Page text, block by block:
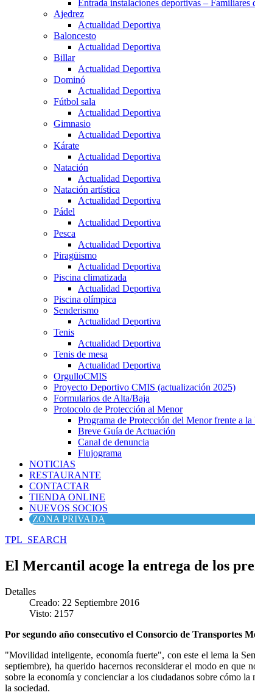
Entrada instalaciones deportivas – Familiares
Ajedrez
Actualidad Deportiva
Baloncesto
Actualidad Deportiva
Billar
Actualidad Deportiva
Dominó
Actualidad Deportiva
Fútbol sala
Actualidad Deportiva
Gimnasio
Actualidad Deportiva
Kárate
Actualidad Deportiva
Natación
Actualidad Deportiva
Natación artística
Actualidad Deportiva
Pádel
Actualidad Deportiva
Pesca
Actualidad Deportiva
Piragüismo
Actualidad Deportiva
Piscina climatizada
Actualidad Deportiva
Piscina olímpica
Senderismo
Actualidad Deportiva
Tenis
Actualidad Deportiva
Tenis de mesa
Actualidad Deportiva
OrgulloCMIS
Proyecto Deportivo CMIS (actualización 2025)
Formularios de Alta/Baja
Protocolo de Protección al Menor
Programa de Protección del Menor frente a
Breve Guía de Actuación
Canal de denuncia
Flujograma
NOTICIAS
RESTAURANTE
CONTACTAR
TIENDA ONLINE
NUEVOS SOCIOS
ZONA PRIVADA
TPL_SEARCH
El Mercantil acoge la entrega de los
Detalles
Creado: 22 Septiembre 2016
Visto: 2157
Por segundo año consecutivo el Consorcio de Transportes
"Movilidad inteligente, economía fuerte", con este el lema la
septiembre), ha querido hacernos reconsiderar el modo en que
sobre la economía y concienciar a los ciudadanos sobre cómo
la sociedad.